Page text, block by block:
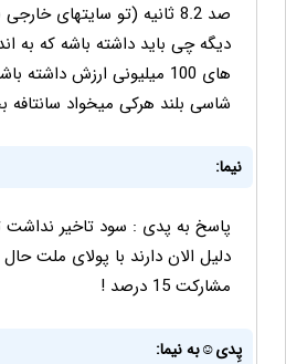
دیگه چی باید داشته باشه که به
های 100 میلیونی ارزش
شاسی بلند هرکی میخواد سانتافه بخره 260
نیما:
پاسخ به پدی : سود تاخیر نداشت
دلیل الان دارند با پولای ملت
مشارکت 15 درصد !
پِدی☺به نیما: